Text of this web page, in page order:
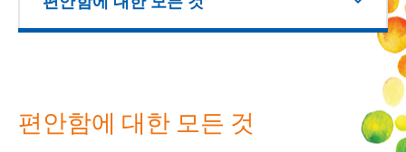
편안함에 대한 모든 것